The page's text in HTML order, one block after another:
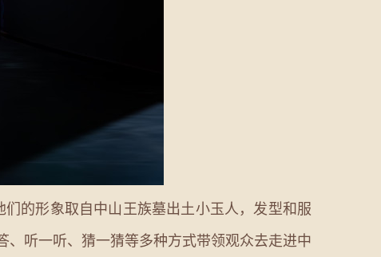
的形象取自中山王族墓出土小玉人，发型和服
、听一听、猜一猜等多种方式带领观众去走进中